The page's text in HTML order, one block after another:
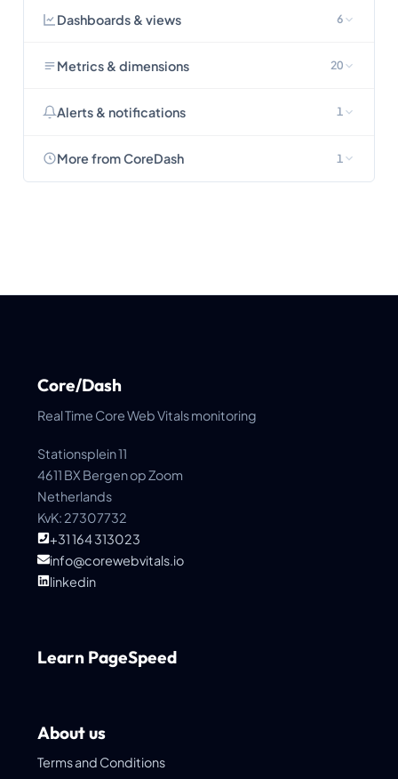
Dashboards & views 6
Metrics & dimensions 20
Alerts & notifications 1
More from CoreDash 1
Core/Dash
Real Time Core Web Vitals monitoring
Stationsplein 11
4611 BX Bergen op Zoom
Netherlands
KvK: 27307732
+31 164 313023
info@corewebvitals.io
linkedin
Learn PageSpeed
About us
Terms and Conditions